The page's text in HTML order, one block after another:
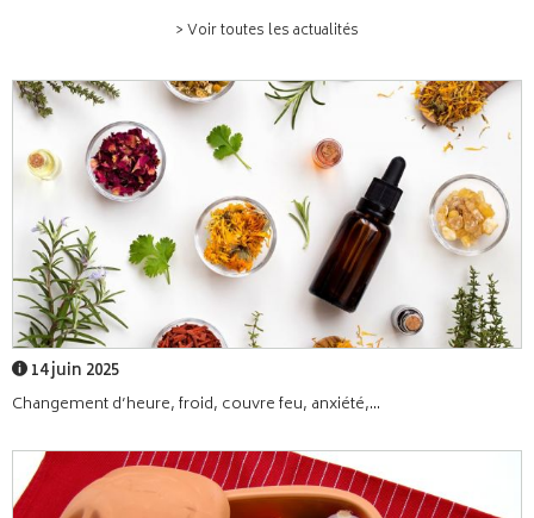
> Voir toutes les actualités
14 juin 2025
Changement d’heure, froid, couvre feu, anxiété,...